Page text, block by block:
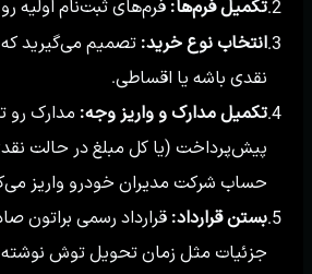
2. تکمیل فرم‌ها: فرم‌های ثبت‌نام اولیه
3. انتخاب نوع خرید: تصمیم می‌گیرید
نقدی باشه یا اقساطی.
4. تکمیل مدارک و واریز وجه: مدارک رو
پیش‌پرداخت (یا کل مبلغ در حالت
حساب شرکت مدیران خودرو واریز
5. بستن قرارداد: قرارداد رسمی براتون
جزئیات مثل زمان تحویل توش